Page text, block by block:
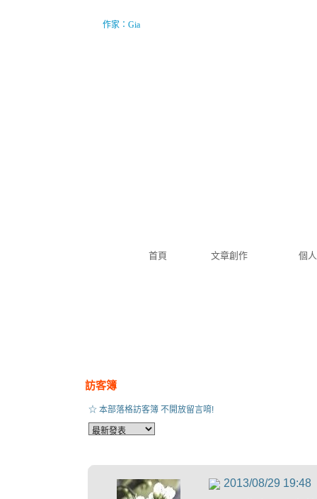
首頁 文章創作 個
作家：Gia
訪客簿
☆ 本部落格訪客簿 不開放留言唷!
2013/08/29 19:48